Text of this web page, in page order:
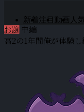
新着 注目 動画 人
お題 中編
高2の1年間俺が体験